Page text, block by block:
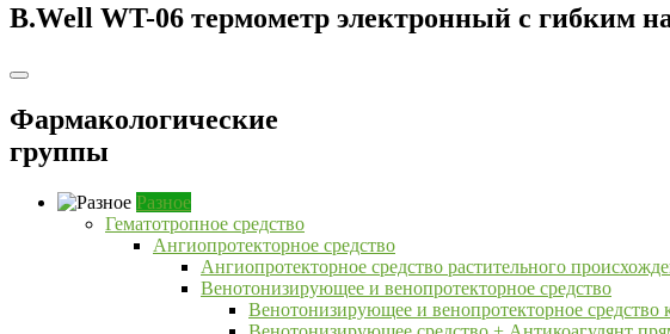
B.Well WT-06 термометр электронный с гибким
Фармакологические
группы
Разное
Гематотропное средство
Ангиопротекторное средство
Ангиопротекторное средство растительного
Венотонизирующее и венопротекторное средство
Венотонизирующее и венопротекторное средство